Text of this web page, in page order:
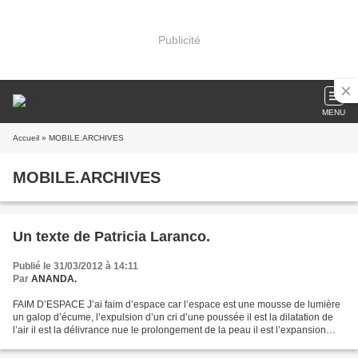
Publicité
MENU
Accueil » MOBILE.ARCHIVES
MOBILE.ARCHIVES
Un texte de Patricia Laranco.
Publié le 31/03/2012 à 14:11
Par ANANDA.
FAIM D’ESPACE J’ai faim d’espace car l’espace est une mousse de lumière
un galop d’écume, l’expulsion d’un cri d’une poussée il est la dilatation de
l’air il est la délivrance nue le prolongement de la peau il est l’expansion